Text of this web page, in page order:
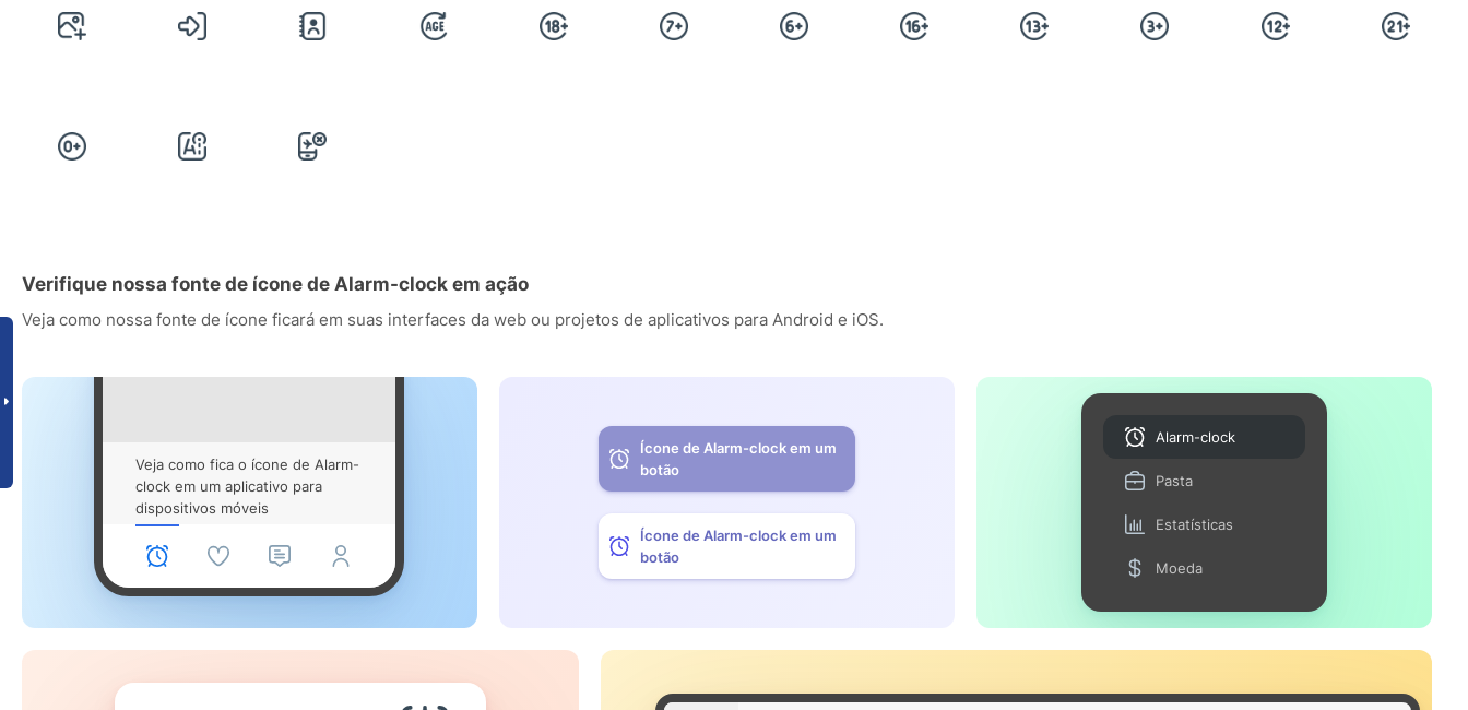
Verifique nossa fonte de ícone de Alarm-clock em ação
Veja como nossa fonte de ícone ficará em suas interfaces da web ou projetos de aplicativos para Android e iOS.
Veja como fica o ícone de Alarm-
clock em um aplicativo para
dispositivos móveis
Ícone de Alarm-clock em um
botão
Ícone de Alarm-clock em um
botão
Alarm-clock
Pasta
Estatísticas
Moeda